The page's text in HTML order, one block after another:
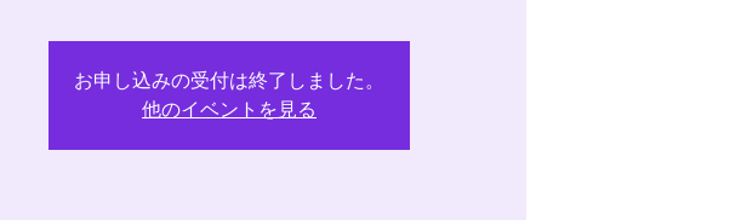
お申し込みの受付は終了しました。
他のイベントを見る